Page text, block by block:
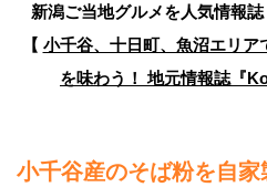
新潟ご当地グルメを人気情報誌
【 小千谷、十日町、魚沼エリア
を味わう！地元情報誌『
小千谷産のそば粉を自